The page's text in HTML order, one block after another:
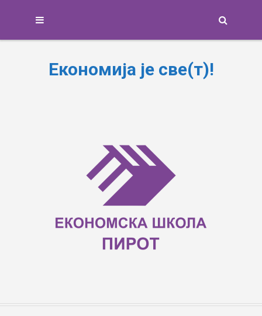
Економија је све(т)!